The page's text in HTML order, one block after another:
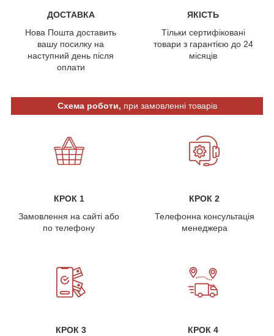
ДОСТАВКА
ЯКІСТЬ
Нова Пошта доставить
вашу посилку на
наступний день після
оплати
Тільки сертифіковані
товари з гарантією до 24
місяців
Схема роботи, при замовленні товарів
КРОК 1
КРОК 2
Замовлення на сайті або
по телефону
Телефонна консультація
менеджера
КРОК 3
КРОК 4